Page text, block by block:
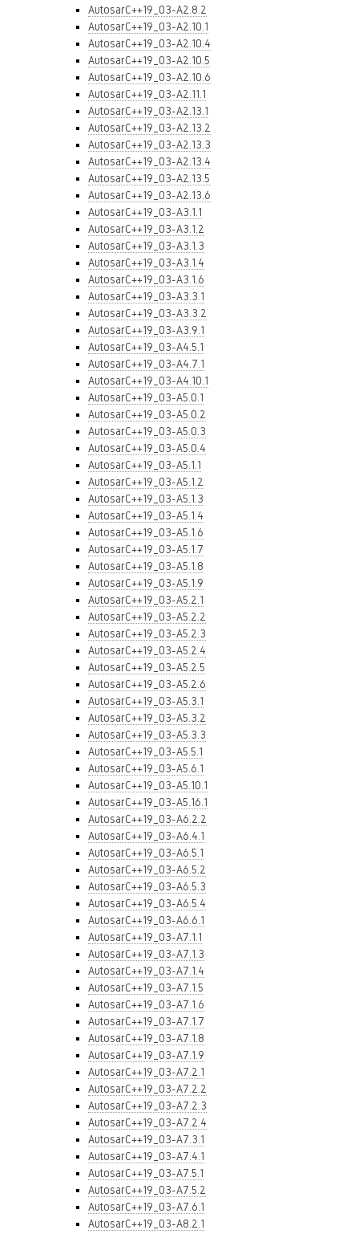
AutosarC++19_03-A2.8.2
AutosarC++19_03-A2.10.1
AutosarC++19_03-A2.10.4
AutosarC++19_03-A2.10.5
AutosarC++19_03-A2.10.6
AutosarC++19_03-A2.11.1
AutosarC++19_03-A2.13.1
AutosarC++19_03-A2.13.2
AutosarC++19_03-A2.13.3
AutosarC++19_03-A2.13.4
AutosarC++19_03-A2.13.5
AutosarC++19_03-A2.13.6
AutosarC++19_03-A3.1.1
AutosarC++19_03-A3.1.2
AutosarC++19_03-A3.1.3
AutosarC++19_03-A3.1.4
AutosarC++19_03-A3.1.6
AutosarC++19_03-A3.3.1
AutosarC++19_03-A3.3.2
AutosarC++19_03-A3.9.1
AutosarC++19_03-A4.5.1
AutosarC++19_03-A4.7.1
AutosarC++19_03-A4.10.1
AutosarC++19_03-A5.0.1
AutosarC++19_03-A5.0.2
AutosarC++19_03-A5.0.3
AutosarC++19_03-A5.0.4
AutosarC++19_03-A5.1.1
AutosarC++19_03-A5.1.2
AutosarC++19_03-A5.1.3
AutosarC++19_03-A5.1.4
AutosarC++19_03-A5.1.6
AutosarC++19_03-A5.1.7
AutosarC++19_03-A5.1.8
AutosarC++19_03-A5.1.9
AutosarC++19_03-A5.2.1
AutosarC++19_03-A5.2.2
AutosarC++19_03-A5.2.3
AutosarC++19_03-A5.2.4
AutosarC++19_03-A5.2.5
AutosarC++19_03-A5.2.6
AutosarC++19_03-A5.3.1
AutosarC++19_03-A5.3.2
AutosarC++19_03-A5.3.3
AutosarC++19_03-A5.5.1
AutosarC++19_03-A5.6.1
AutosarC++19_03-A5.10.1
AutosarC++19_03-A5.16.1
AutosarC++19_03-A6.2.2
AutosarC++19_03-A6.4.1
AutosarC++19_03-A6.5.1
AutosarC++19_03-A6.5.2
AutosarC++19_03-A6.5.3
AutosarC++19_03-A6.5.4
AutosarC++19_03-A6.6.1
AutosarC++19_03-A7.1.1
AutosarC++19_03-A7.1.3
AutosarC++19_03-A7.1.4
AutosarC++19_03-A7.1.5
AutosarC++19_03-A7.1.6
AutosarC++19_03-A7.1.7
AutosarC++19_03-A7.1.8
AutosarC++19_03-A7.1.9
AutosarC++19_03-A7.2.1
AutosarC++19_03-A7.2.2
AutosarC++19_03-A7.2.3
AutosarC++19_03-A7.2.4
AutosarC++19_03-A7.3.1
AutosarC++19_03-A7.4.1
AutosarC++19_03-A7.5.1
AutosarC++19_03-A7.5.2
AutosarC++19_03-A7.6.1
AutosarC++19_03-A8.2.1